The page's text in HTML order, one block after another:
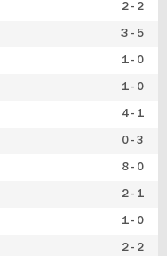
2 - 2
3 - 5
1 - 0
1 - 0
4 - 1
0 - 3
8 - 0
2 - 1
1 - 0
2 - 2